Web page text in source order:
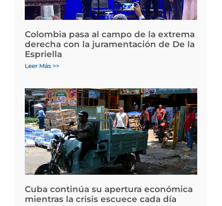
Colombia pasa al campo de la extrema
derecha con la juramentación de De la
Espriella
Leer Más >>
Cuba continúa su apertura económica
mientras la crisis escuece cada día